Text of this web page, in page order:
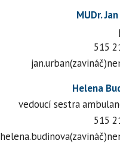
MUDr.
515
Helena
vedoucí sestra
515